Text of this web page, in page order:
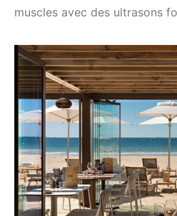
muscles avec des ultrasons